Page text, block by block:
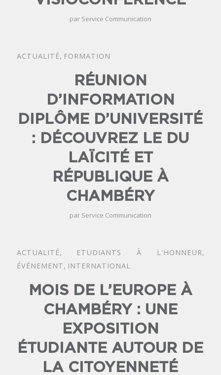
par Service Communication
ACTUALITÉ, FORMATION
RÉUNION
D’INFORMATION
DIPLÔME D’UNIVERSITÉ
: DÉCOUVREZ LE DU
LAÏCITÉ ET
RÉPUBLIQUE À
CHAMBÉRY
par Service Communication
ACTUALITÉ, ETUDIANTS À L'HONNEUR,
ÉVÉNEMENT, INTERNATIONAL
MOIS DE L’EUROPE À
CHAMBÉRY : UNE
EXPOSITION
ÉTUDIANTE AUTOUR DE
LA CITOYENNETÉ